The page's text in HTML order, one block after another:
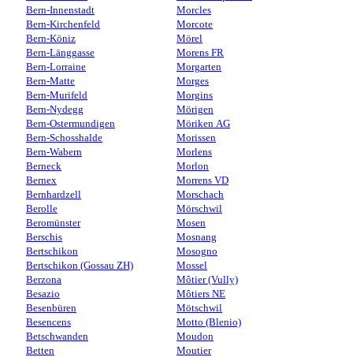
Bern-Innenstadt
Bern-Kirchenfeld
Bern-Köniz
Bern-Länggasse
Bern-Lorraine
Bern-Matte
Bern-Murifeld
Bern-Nydegg
Bern-Ostermundigen
Bern-Schosshalde
Bern-Wabern
Berneck
Bernex
Bernhardzell
Berolle
Beromünster
Berschis
Bertschikon
Bertschikon (Gossau ZH)
Berzona
Besazio
Besenbüren
Besencens
Betschwanden
Betten
Morcles
Morcote
Mörel
Morens FR
Morgarten
Morges
Morgins
Mörigen
Möriken AG
Morissen
Morlens
Morlon
Morrens VD
Morschach
Mörschwil
Mosen
Mosnang
Mosogno
Mossel
Môtier (Vully)
Môtiers NE
Mötschwil
Motto (Blenio)
Moudon
Moutier